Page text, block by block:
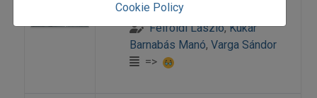
2015/6
Felföldi László,Kukár
Barnabás Manó, Varga Sándor
=>
Cookie Policy